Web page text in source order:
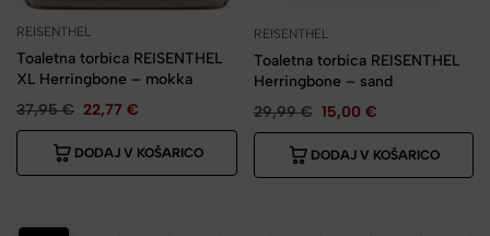
REISENTHEL
Toaletna torbica REISENTHEL
XL Herringbone – mokka
37,95€ 22,77 €
DODAJ V KOŠARICO
REISENTHEL
Toaletna torbica REISENTHEL
Herringbone – sand
29,99€ 15,00 €
DODAJ V KOŠARICO